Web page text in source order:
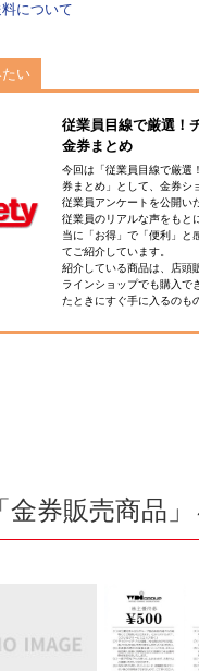
について
い
従業員目線で厳選！
金券まとめ
今回は「従業員目線で厳選
券まとめ」として、金券シ
従業員アンケートを公開い
従業員のリアルな声をもと
当に「お得」で「便利」と
てご紹介しています。
紹介している商品は、店頭
ラインショップでも購入で
たときにすぐ手に入るのも
「金券販売商品」